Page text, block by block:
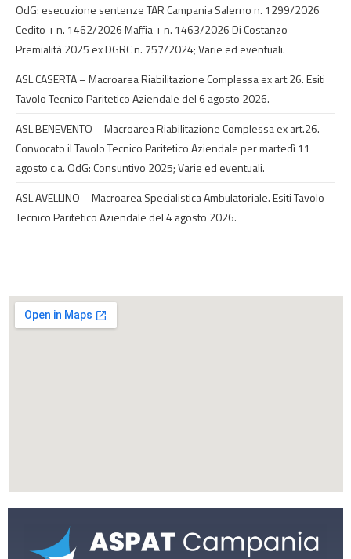
OdG: esecuzione sentenze TAR Campania Salerno n. 1299/2026
Cedito + n. 1462/2026 Maffia + n. 1463/2026 Di Costanzo –
Premialità 2025 ex DGRC n. 757/2024; Varie ed eventuali.
ASL CASERTA – Macroarea Riabilitazione Complessa ex art.26. Esiti
Tavolo Tecnico Paritetico Aziendale del 6 agosto 2026.
ASL BENEVENTO – Macroarea Riabilitazione Complessa ex art.26.
Convocato il Tavolo Tecnico Paritetico Aziendale per martedì 11
agosto c.a. OdG: Consuntivo 2025; Varie ed eventuali.
ASL AVELLINO – Macroarea Specialistica Ambulatoriale. Esiti Tavolo
Tecnico Paritetico Aziendale del 4 agosto 2026.